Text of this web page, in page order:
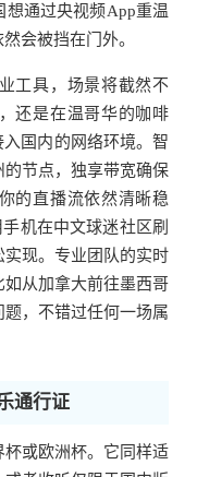
想通过央视频App重温
会被挡在门外。
工具，场景将截然不
还是在温哥华的咖啡
国内的网络环境。智
节点，独享带宽确保
的直播流依然清晰稳
机在中文球迷社区刷
现。专业团队的实时
从加拿大前往墨西哥
，不错过任何一场属
通行证
或欧洲杯。它同样适